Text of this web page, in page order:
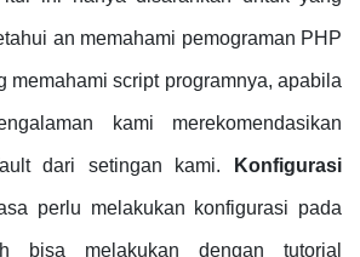
an memahami pemograman PHP
memahami script programnya, apabila
kami merekomendasikan
dari setingan kami. Konfigurasi
perlu melakukan konfigurasi pada
bisa melakukan dengan tutorial